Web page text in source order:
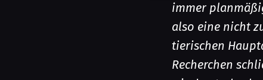
immer
also eine nicht
tierischen
Recherchen